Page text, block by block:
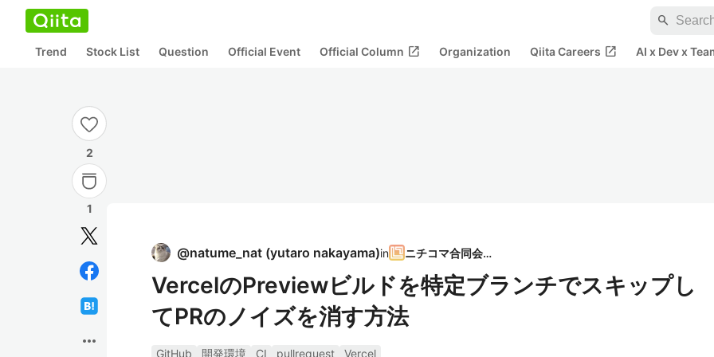
search
Trend Stock List Question Official Event Official Column open_in_new Organization Qiita Careers open_in_new AI x Dev x
2
1
more_horiz
@natume_nat (yutaro nakayama)in ニチコマ合同会社
VercelのPreviewビルドを特定ブランチでスキップし
てPRのノイズを消す方法
GitHub 開発環境 CI pullrequest
Vercel